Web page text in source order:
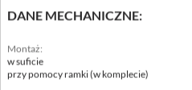
DANE MECHANICZNE:
Montaż:
w suficie
przy pomocy ramki (w komplecie)
Dane mechaniczne